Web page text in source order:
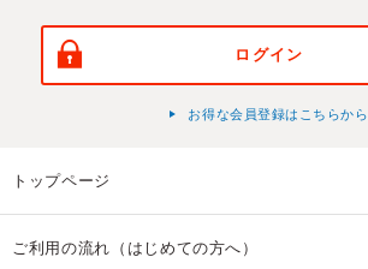
ログイン
お得な会員登録はこちらから
トップページ
ご利用の流れ（はじめての方へ）